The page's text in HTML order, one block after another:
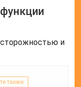
и
также: